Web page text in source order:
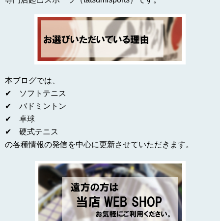
本ブログでは、
✔ ソフトテニス
✔ バドミントン
✔ 卓球
✔ 硬式テニス
の各種情報の発信を中心に更新させていただきます。